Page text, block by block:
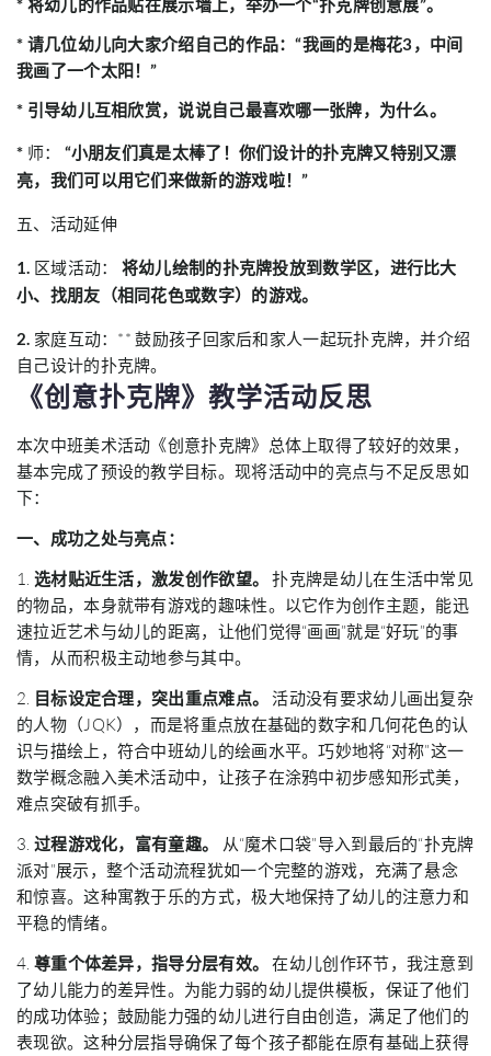
* 将幼儿的作品贴在展示墙上，举办一个“扑克牌创意展”。
* 请几位幼儿向大家介绍自己的作品：“我画的是梅花3，中间
我画了一个太阳！”
* 引导幼儿互相欣赏，说说自己最喜欢哪一张牌，为什么。
* 师：
“小朋友们真是太棒了！你们设计的扑克牌又特别又漂
亮，我们可以用它们来做新的游戏啦！”
五、活动延伸
1. 区域活动：
将幼儿绘制的扑克牌投放到数学区，进行比大
小、找朋友（相同花色或数字）的游戏。
2. 家庭互动：** 鼓励孩子回家后和家人一起玩扑克牌，并介绍
自己设计的扑克牌。
《创意扑克牌》教学活动反思
本次中班美术活动《创意扑克牌》总体上取得了较好的效果，
基本完成了预设的教学目标。现将活动中的亮点与不足反思如
下：
一、成功之处与亮点：
1. 选材贴近生活，激发创作欲望。
扑克牌是幼儿在生活中常见
的物品，本身就带有游戏的趣味性。以它作为创作主题，能迅
速拉近艺术与幼儿的距离，让他们觉得“画画”就是“好玩”的事
情，从而积极主动地参与其中。
2. 目标设定合理，突出重点难点。
活动没有要求幼儿画出复杂
的人物（JQK），而是将重点放在基础的数字和几何花色的认
识与描绘上，符合中班幼儿的绘画水平。巧妙地将“对称”这一
数学概念融入美术活动中，让孩子在涂鸦中初步感知形式美，
难点突破有抓手。
3. 过程游戏化，富有童趣。
从“魔术口袋”导入到最后的“扑克牌
派对”展示，整个活动流程犹如一个完整的游戏，充满了悬念
和惊喜。这种寓教于乐的方式，极大地保持了幼儿的注意力和
平稳的情绪。
4. 尊重个体差异，指导分层有效。
在幼儿创作环节，我注意到
了幼儿能力的差异性。为能力弱的幼儿提供模板，保证了他们
的成功体验；鼓励能力强的幼儿进行自由创造，满足了他们的
表现欲。这种分层指导确保了每个孩子都能在原有基础上获得